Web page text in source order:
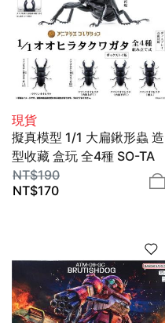
現貨
擬真模型 1/1 大扁鍬形蟲 造
型收藏 盒玩 全4種 SO-TA
NT$190
NT$170